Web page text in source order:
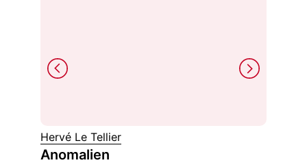
Hervé Le Tellier
Anomalien